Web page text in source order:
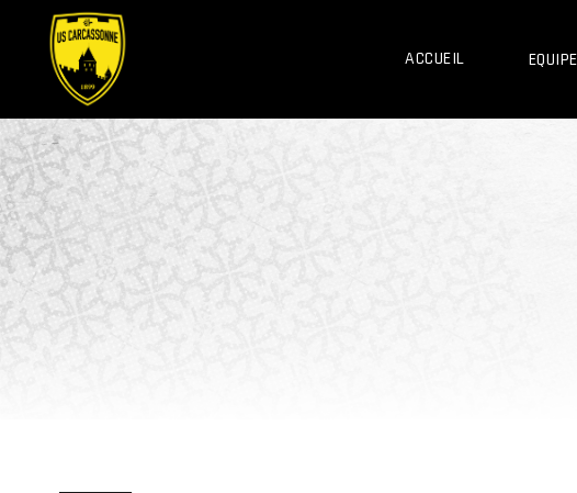
ACCUEIL